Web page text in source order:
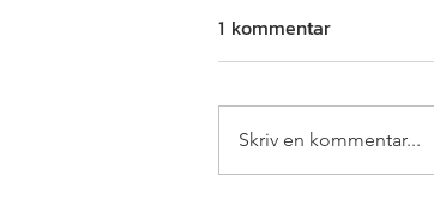
1 kommentar
Skriv en kommentar...